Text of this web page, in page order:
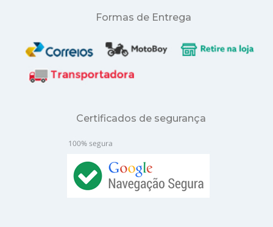
Formas de Entrega
Certificados de segurança